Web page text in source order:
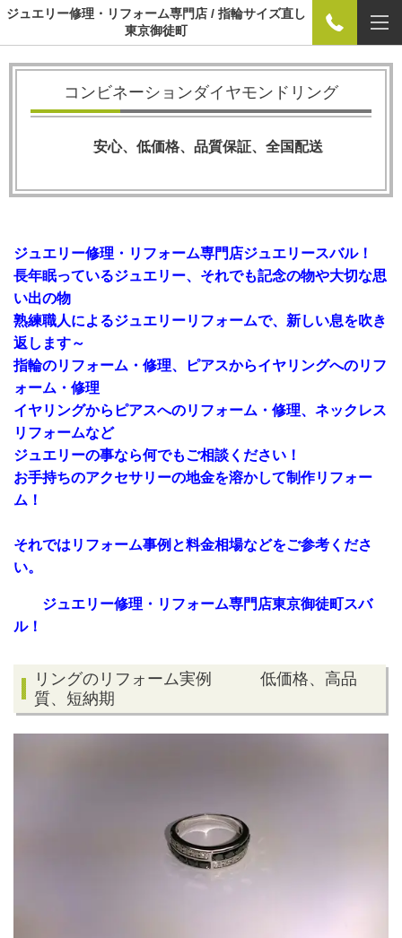
ジュエリー修理・リフォーム専門店 / 指輪サイズ直し
東京御徒町
コンビネーションダイヤモンドリング
安心、低価格、品質保証、全国配送
ジュエリー修理・リフォーム専門店ジュエリースバル！
長年眠っているジュエリー、それでも記念の物や大切な思
い出の物
熟練職人によるジュエリーリフォームで、新しい息を吹き
返します～
指輪のリフォーム・修理、ピアスからイヤリングへのリフ
ォーム・修理
イヤリングからピアスへのリフォーム・修理、ネックレス
リフォームなど
ジュエリーの事なら何でもご相談ください！
お手持ちのアクセサリーの地金を溶かして制作リフォー
ム！
それではリフォーム事例と料金相場などをご参考くださ
い。
ジュエリー修理・リフォーム専門店東京御徒町スバ
ル！
リングのリフォーム実例 低価格、高品
質、短納期